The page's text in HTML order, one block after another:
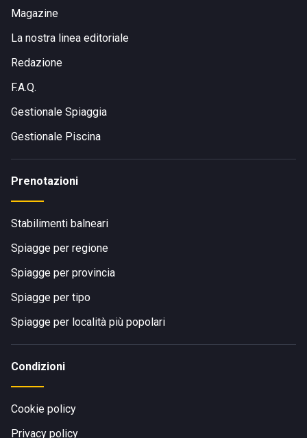
Magazine
La nostra linea editoriale
Redazione
F.A.Q.
Gestionale Spiaggia
Gestionale Piscina
Prenotazioni
Stabilimenti balneari
Spiagge per regione
Spiagge per provincia
Spiagge per tipo
Spiagge per località più popolari
Condizioni
Cookie policy
Privacy policy